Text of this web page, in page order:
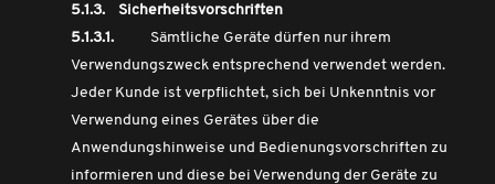
5.1.3. Sicherheitsvorschriften
5.1.3.1.
Sämtliche Geräte dürfen nur ihrem
Verwendungszweck entsprechend verwendet werden.
Jeder Kunde ist verpflichtet, sich bei Unkenntnis vor
Verwendung eines Gerätes über die
Anwendungshinweise und Bedienungsvorschriften zu
informieren und diese bei Verwendung der Geräte zu